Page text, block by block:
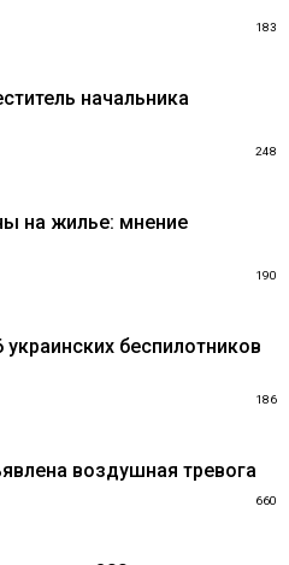
183
начальника
248
на жилье: мнение
190
беспилотников
186
воздушная тревога
660